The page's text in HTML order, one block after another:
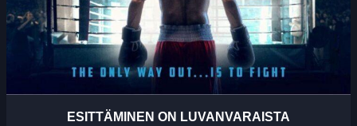
ESITTÄMINEN ON LUVANVARAISTA